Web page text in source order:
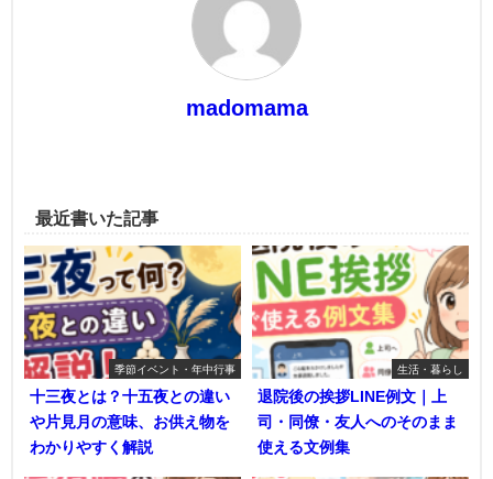
madomama
最近書いた記事
季節イベント・年中行事
十三夜とは？十五夜との違い
や片見月の意味、お供え物を
わかりやすく解説
生活・暮らし
退院後の挨拶LINE例文｜上
司・同僚・友人へのそのまま
使える文例集